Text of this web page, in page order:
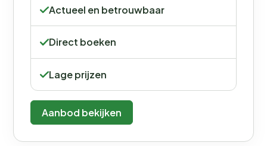
Actueel en betrouwbaar
Direct boeken
Lage prijzen
Aanbod bekijken